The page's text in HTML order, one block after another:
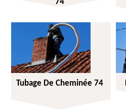
74
Tubage De Cheminée 74